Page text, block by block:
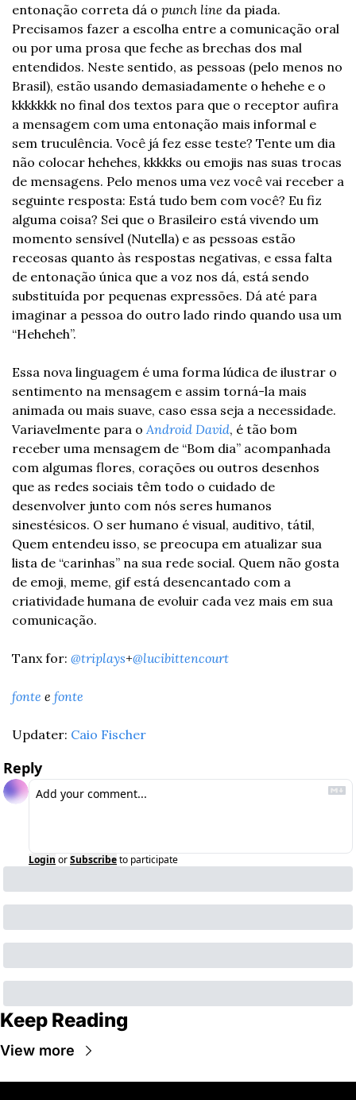
entonação correta dá o punch line da piada.
Precisamos fazer a escolha entre a comunicação oral
ou por uma prosa que feche as brechas dos mal
entendidos. Neste sentido, as pessoas (pelo menos no
Brasil), estão usando demasiadamente o hehehe e o
kkkkkkk no final dos textos para que o receptor aufira
a mensagem com uma entonação mais informal e
sem truculência. Você já fez esse teste? Tente um dia
não colocar hehehes, kkkkks ou emojis nas suas trocas
de mensagens. Pelo menos uma vez você vai receber a
seguinte resposta: Está tudo bem com você? Eu fiz
alguma coisa? Sei que o Brasileiro está vivendo um
momento sensível (Nutella) e as pessoas estão
receosas quanto às respostas negativas, e essa falta
de entonação única que a voz nos dá, está sendo
substituída por pequenas expressões. Dá até para
imaginar a pessoa do outro lado rindo quando usa um
“Heheheh”.
Essa nova linguagem é uma forma lúdica de ilustrar o
sentimento na mensagem e assim torná-la mais
animada ou mais suave, caso essa seja a necessidade.
Variavelmente para o Android David, é tão bom
receber uma mensagem de “Bom dia” acompanhada
com algumas flores, corações ou outros desenhos
que as redes sociais têm todo o cuidado de
desenvolver junto com nós seres humanos
sinestésicos. O ser humano é visual, auditivo, tátil,
Quem entendeu isso, se preocupa em atualizar sua
lista de “carinhas” na sua rede social. Quem não gosta
de emoji, meme, gif está desencantado com a
criatividade humana de evoluir cada vez mais em sua
comunicação.
Tanx for: @triplays+@lucibittencourt
fonte e fonte
Updater: Caio Fischer
Reply
Login orSubscribeto participate
Keep Reading
View more